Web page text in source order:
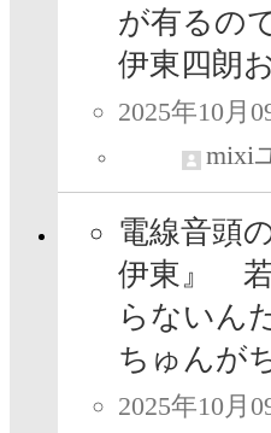
が有るの
伊東四朗
2025年10月
mixi
電線音頭
伊東』
らないん
ちゅんが
2025年10月